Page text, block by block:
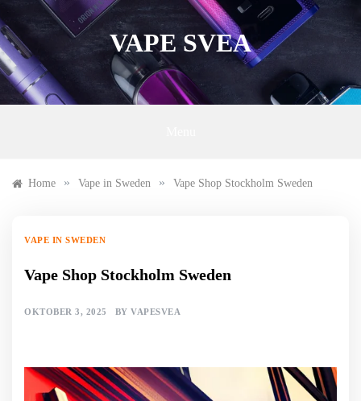
to
content
VAPE SVEA
Home » Vape in Sweden » Vape Shop Stockholm Sweden
VAPE IN SWEDEN
Vape Shop Stockholm Sweden
OKTOBER 3, 2025 BY VAPESVEA